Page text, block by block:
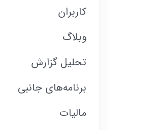
کاربران
وبلاگ
تحلیل گزارش
برنامه‌های جانبی
مالیات